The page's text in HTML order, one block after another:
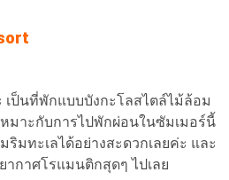
ป็นที่พักแบบบังกะโลสไตล์ไม้ล้อม
หมาะกับการไปพักผ่อนในซัมเมอร์นี้
มทะเลได้อย่างสะดวกเลยค่ะ และ
กาศโรแมนติกสุดๆ ไปเลย